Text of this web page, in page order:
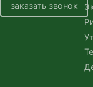
заказать звонок